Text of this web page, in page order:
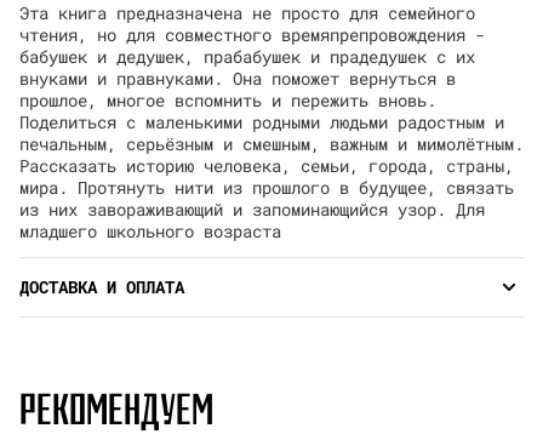
Эта книга предназначена не просто для семейного
чтения, но для совместного времяпрепровождения -
бабушек и дедушек, прабабушек и прадедушек с их
внуками и правнуками. Она поможет вернуться в
прошлое, многое вспомнить и пережить вновь.
Поделиться с маленькими родными людьми радостным и
печальным, серьёзным и смешным, важным и мимолётным.
Рассказать историю человека, семьи, города, страны,
мира. Протянуть нити из прошлого в будущее, связать
из них завораживающий и запоминающийся узор. Для
младшего школьного возраста
ДОСТАВКА И ОПЛАТА
РЕКОМЕНДУЕМ